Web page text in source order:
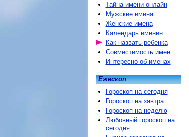
Тайна имени онлайн
Мужские имена
Женские имена
Календарь именин
Как назвать ребенка
Совместимость имен
Интересно об именах
Ежескоп
Гороскоп на сегодня
Гороскоп на завтра
Гороскоп на неделю
Любовный гороскоп на
сегодня